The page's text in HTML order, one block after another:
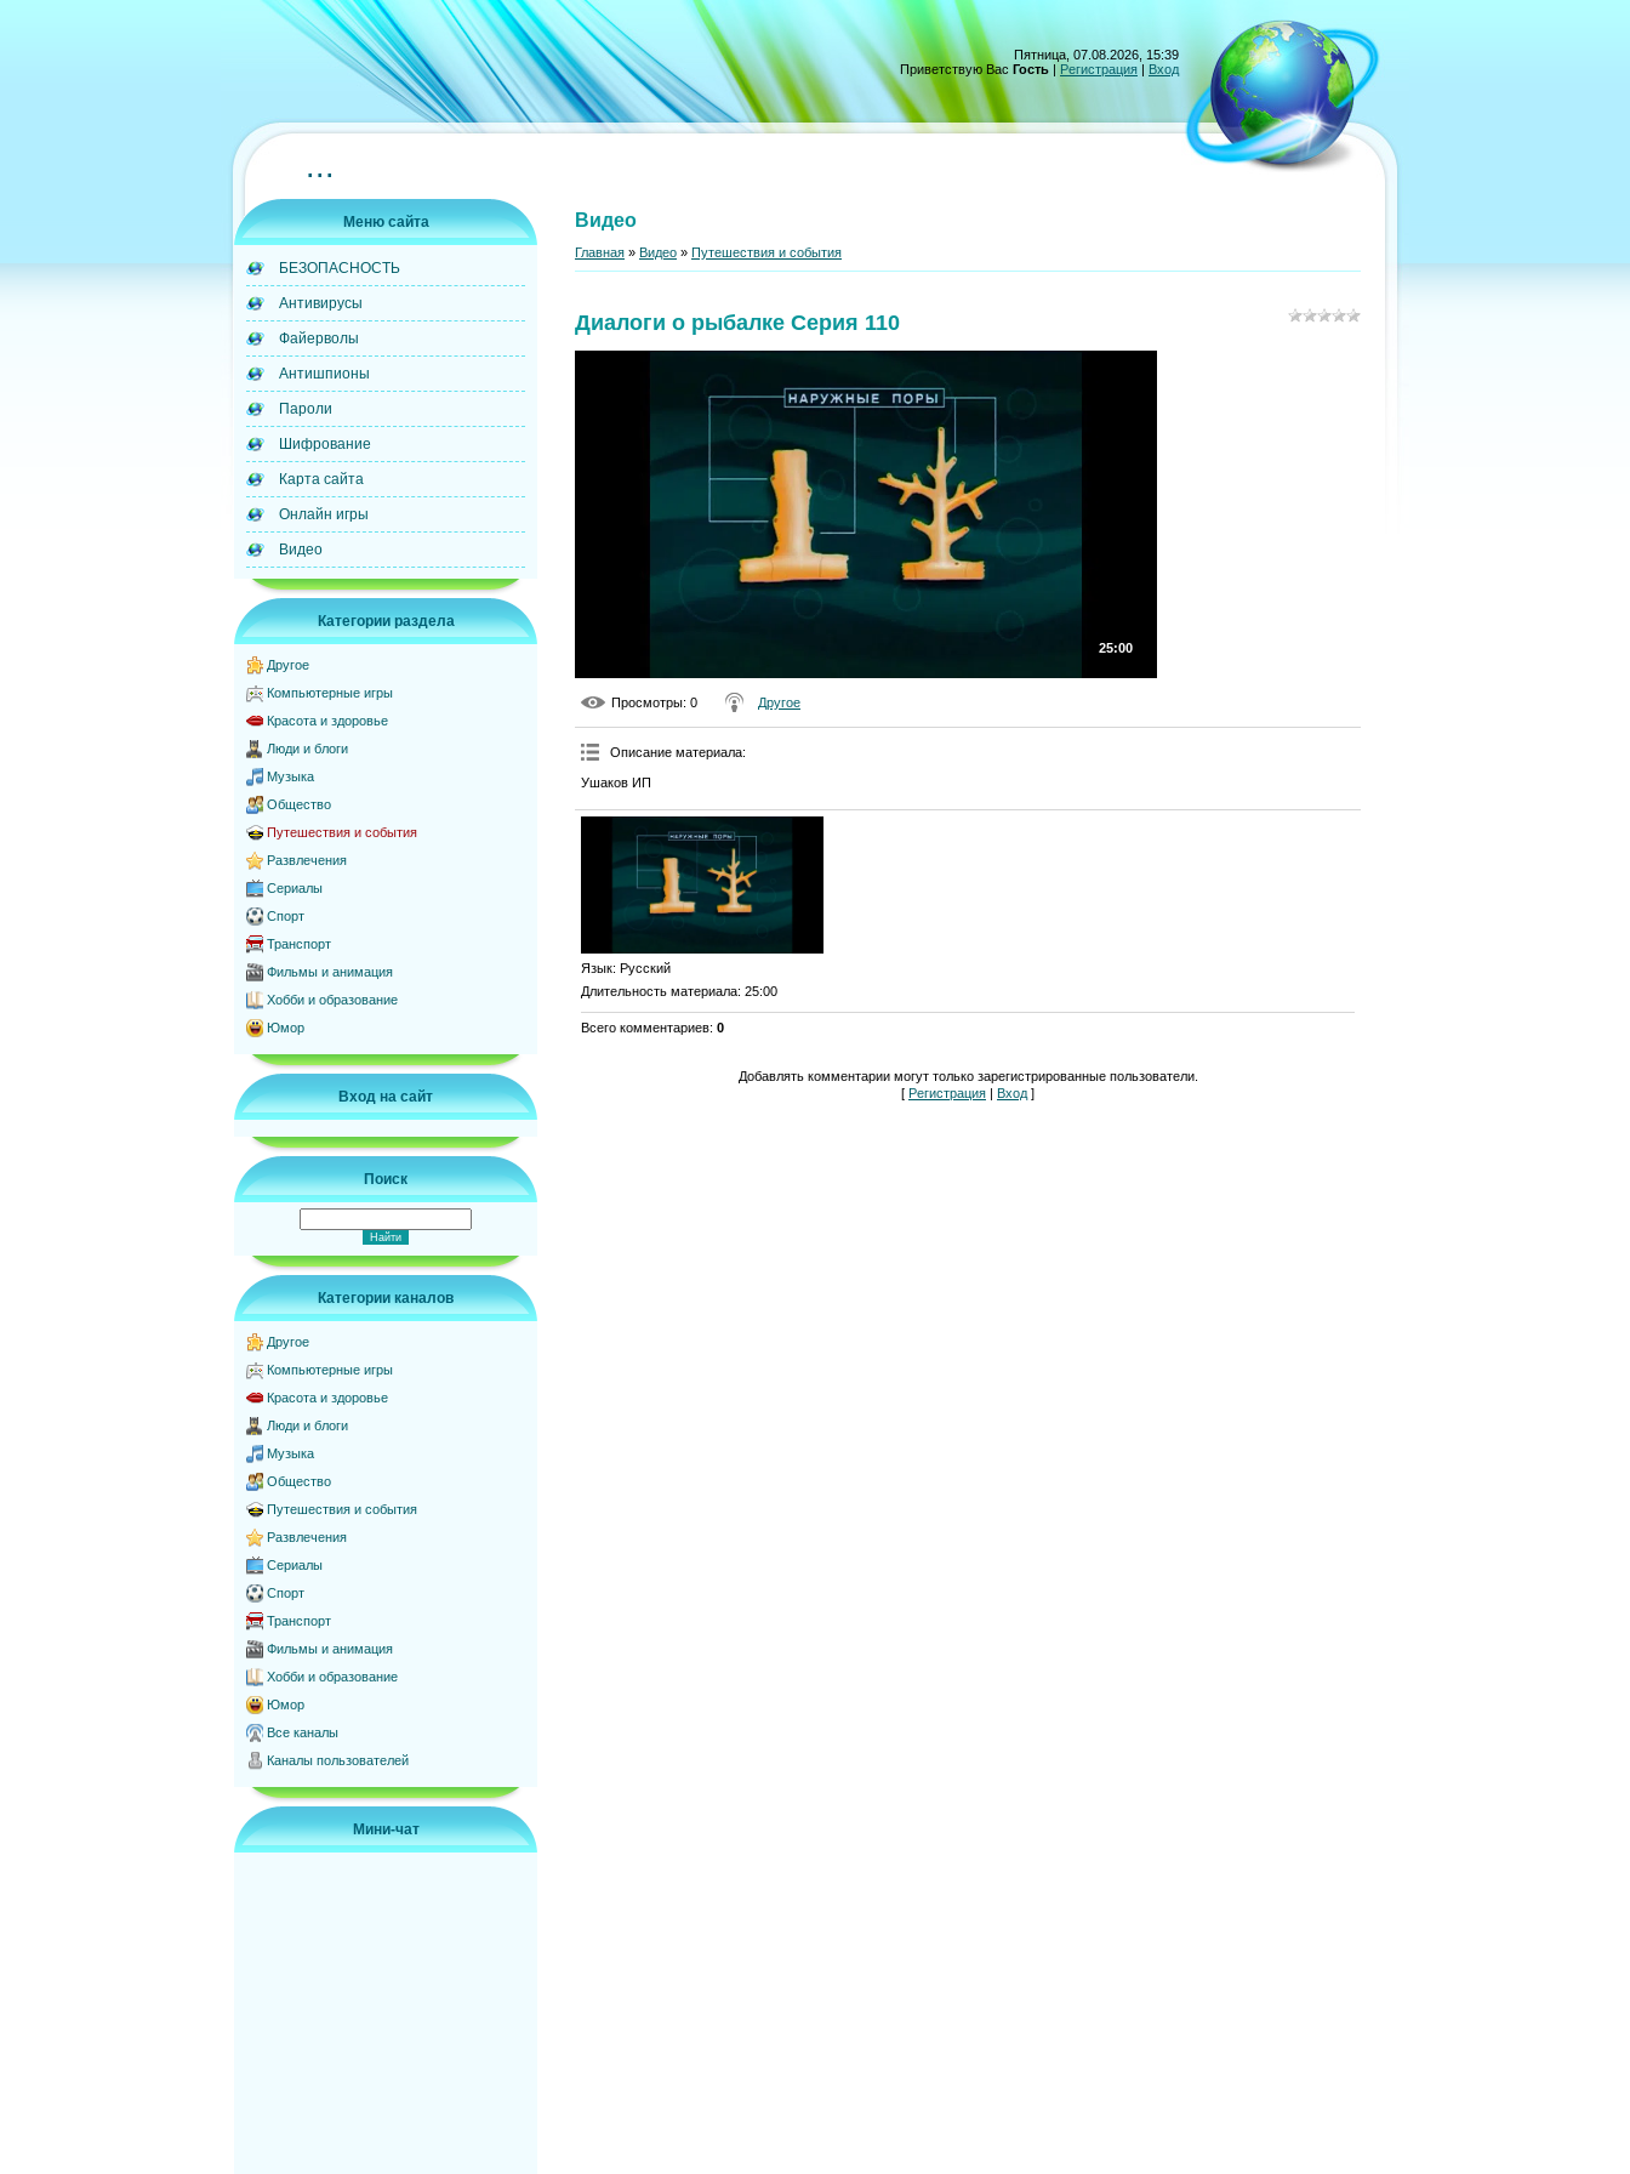
Пятница, 07.08.2026, 15:39
Приветствую Вас Гость | Регистрация | Вход
...
Меню сайта
БЕЗОПАСНОСТЬ
Антивирусы
Файерволы
Антишпионы
Пароли
Шифрование
Карта сайта
Онлайн игры
Видео
Категории раздела
Другое
Компьютерные игры
Красота и здоровье
Люди и блоги
Музыка
Общество
Путешествия и события
Развлечения
Сериалы
Спорт
Транспорт
Фильмы и анимация
Хобби и образование
Юмор
Вход на сайт
Поиск
Категории каналов
Другое
Компьютерные игры
Красота и здоровье
Люди и блоги
Музыка
Общество
Путешествия и события
Развлечения
Сериалы
Спорт
Транспорт
Фильмы и анимация
Хобби и образование
Юмор
Все каналы
Каналы пользователей
Мини-чат
Видео
Главная » Видео » Путешествия и события
Диалоги о рыбалке Серия 110
25:00
Просмотры: 0 Другое
Описание материала:
Ушаков ИП
Язык: Русский
Длительность материала: 25:00
Всего комментариев: 0
Добавлять комментарии могут только зарегистрированные пользователи.
[ Регистрация | Вход ]